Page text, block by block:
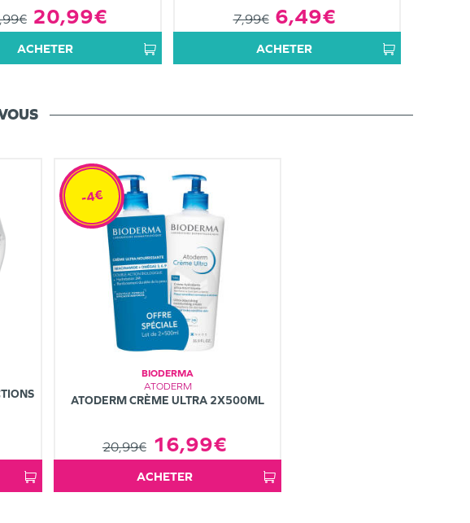
20,99€
ACHETER
7,99€ 6,49€
ACHETER
BIODERMA
ATODERM
ATODERM CRÈME ULTRA 2X500ML
20,99€ 16,99€
-4€
ACHETER